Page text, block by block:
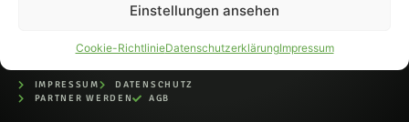
Einstellungen ansehen
Cookie-RichtlinieDatenschutzerklärungImpressum
IMPRESSUM
DATENSCHUTZ
PARTNER WERDEN
AGB